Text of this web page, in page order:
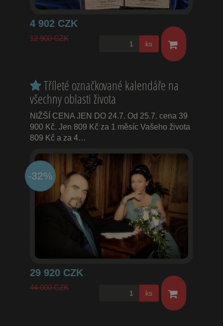
12 900 CZK
4 902 CZK
ks
-32%
Tříleté označkované kalendáře na
všechny oblasti života
NIŽŠÍ CENA JEN DO 24.7. Od 25.7. cena 39
900 Kč. Jen 809 Kč za 1 měsíc Vašeho života
809 Kč a za 4…
44 000 CZK
29 920 CZK
ks